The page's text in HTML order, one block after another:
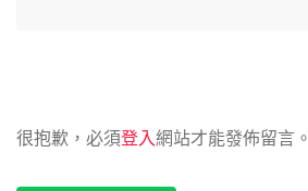
很抱歉，必須登入網站才能發佈留言。